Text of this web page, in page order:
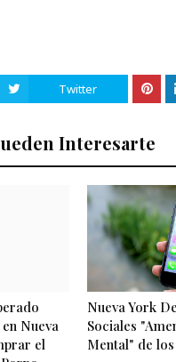
Twitter
Interesarte
Nueva
el
Nueva York
Sociales
Mental" de